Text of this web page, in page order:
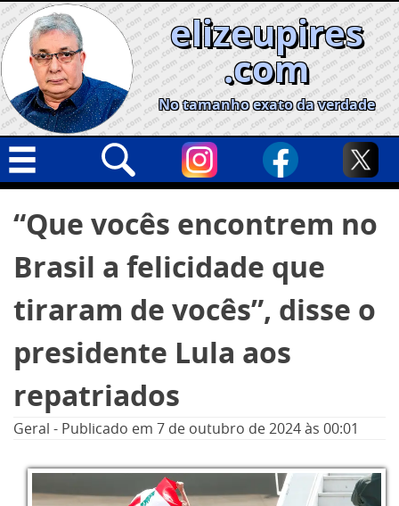
Skip
to
content
elizeupires
.com
No tamanho exato da verdade
Geral
Cidades
Política
Opinião
Informe especial
por:
“Que vocês encontrem no
Brasil a felicidade que
tiraram de vocês”, disse o
presidente Lula aos
repatriados
Geral - Publicado em 7 de outubro de 2024às 00:01